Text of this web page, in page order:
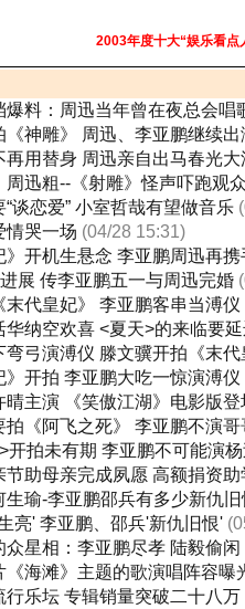
2003年度十大“娱乐看点
爆料：周迅当年曾在夜总会唱
《神雕》 周迅、李亚鹏继续出
再用替身 周迅亲自出马春光大
周迅粗--《射雕》怪声吓跑观
“谈恋爱” 小室哲哉有望做音乐
情哭一场 (04/28 15:31)
》开机生悬念 李亚鹏周迅再
进展 传李亚鹏五一与周迅完婚
末代皇妃》 李亚鹏客串当溥仪
华纳空欢喜 <夏天>的来临要
弯弓演溥仪 滕文骥开拍《末
》开拍 李亚鹏大吃一惊演溥仪
晴主演 《笑傲江湖》电影版登
拍《阿飞之死》 李亚鹏不演哥
开拍未有期 李亚鹏不可能演
节助母亲完成夙愿 高额捐资
生瑜-李亚鹏邵兵有多少新仇
亮' 李亚鹏、邵兵'新仇旧恨'
众星相：李亚鹏尽孝 陆毅偷闲
《海滩》主题的歌演唱阵容曝
行乐坛 专辑销量突破二十八万